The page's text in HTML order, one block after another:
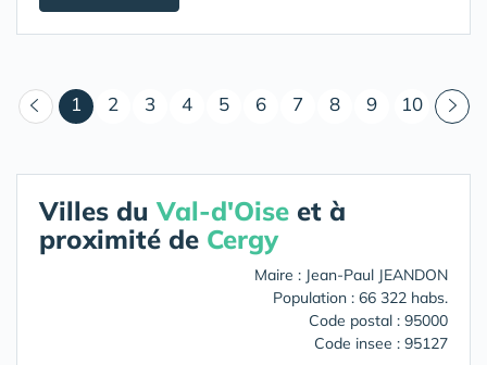
1 (courant)
2 3 4 5 6 7 8 9 10
Villes duVal-d'Oise et à
proximité de Cergy
Maire : Jean-Paul JEANDON
Population : 66 322 habs.
Code postal : 95000
Code insee : 95127